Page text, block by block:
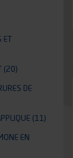
ET
(20)
DE
(11)
EN